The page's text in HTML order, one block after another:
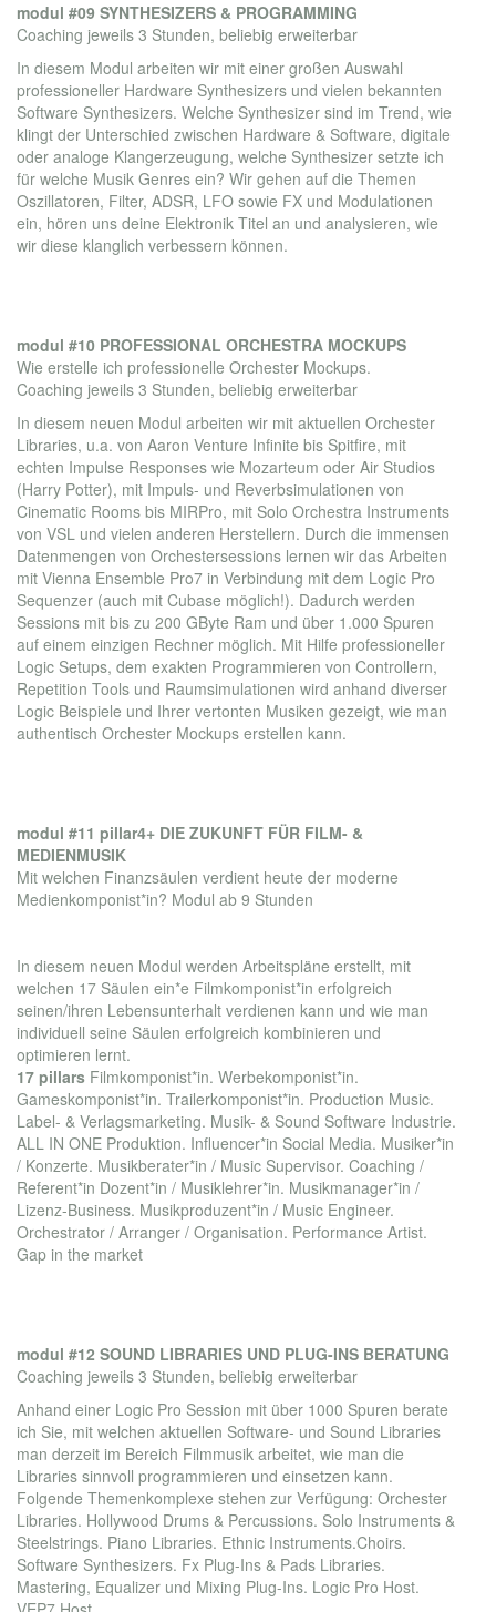
modul #09 SYNTHESIZERS & PROGRAMMING
Coaching jeweils 3 Stunden, beliebig erweiterbar
In diesem Modul arbeiten wir mit einer großen Auswahl
professioneller Hardware Synthesizers und vielen bekannten
Software Synthesizers. Welche Synthesizer sind im Trend, wie
klingt der Unterschied zwischen Hardware & Software, digitale
oder analoge Klangerzeugung, welche Synthesizer setzte ich
für welche Musik Genres ein? Wir gehen auf die Themen
Oszillatoren, Filter, ADSR, LFO sowie FX und Modulationen
ein, hören uns deine Elektronik Titel an und analysieren, wie
wir diese klanglich verbessern können.
modul #10 PROFESSIONAL ORCHESTRA MOCKUPS
Wie erstelle ich professionelle Orchester Mockups.
Coaching jeweils 3 Stunden, beliebig erweiterbar
In diesem neuen Modul arbeiten wir mit aktuellen Orchester
Libraries, u.a. von Aaron Venture Infinite bis Spitfire, mit
echten Impulse Responses wie Mozarteum oder Air Studios
(Harry Potter), mit Impuls- und Reverbsimulationen von
Cinematic Rooms bis MIRPro, mit Solo Orchestra Instruments
von VSL und vielen anderen Herstellern. Durch die immensen
Datenmengen von Orchestersessions lernen wir das Arbeiten
mit Vienna Ensemble Pro7 in Verbindung mit dem Logic Pro
Sequenzer (auch mit Cubase möglich!). Dadurch werden
Sessions mit bis zu 200 GByte Ram und über 1.000 Spuren
auf einem einzigen Rechner möglich. Mit Hilfe professioneller
Logic Setups, dem exakten Programmieren von Controllern,
Repetition Tools und Raumsimulationen wird anhand diverser
Logic Beispiele und Ihrer vertonten Musiken gezeigt, wie man
authentisch Orchester Mockups erstellen kann.
modul #11 pillar4+ DIE ZUKUNFT FÜR FILM- &
MEDIENMUSIK
Mit welchen Finanzsäulen verdient heute der moderne
Medienkomponist*in? Modul ab 9 Stunden
In diesem neuen Modul werden Arbeitspläne erstellt, mit
welchen 17 Säulen ein*e Filmkomponist*in erfolgreich
seinen/ihren Lebensunterhalt verdienen kann und wie man
individuell seine Säulen erfolgreich kombinieren und
optimieren lernt.
17 pillars Filmkomponist*in. Werbekomponist*in.
Gameskomponist*in. Trailerkomponist*in. Production Music.
Label- & Verlagsmarketing. Musik- & Sound Software Industrie.
ALL IN ONE Produktion. Influencer*in Social Media. Musiker*in
/ Konzerte. Musikberater*in / Music Supervisor. Coaching /
Referent*in Dozent*in / Musiklehrer*in. Musikmanager*in /
Lizenz-Business. Musikproduzent*in / Music Engineer.
Orchestrator / Arranger / Organisation. Performance Artist.
Gap in the market
modul #12 SOUND LIBRARIES UND PLUG-INS BERATUNG
Coaching jeweils 3 Stunden, beliebig erweiterbar
Anhand einer Logic Pro Session mit über 1000 Spuren berate
ich Sie, mit welchen aktuellen Software- und Sound Libraries
man derzeit im Bereich Filmmusik arbeitet, wie man die
Libraries sinnvoll programmieren und einsetzen kann.
Folgende Themenkomplexe stehen zur Verfügung: Orchester
Libraries. Hollywood Drums & Percussions. Solo Instruments &
Steelstrings. Piano Libraries. Ethnic Instruments.Choirs.
Software Synthesizers. Fx Plug-Ins & Pads Libraries.
Mastering, Equalizer und Mixing Plug-Ins. Logic Pro Host.